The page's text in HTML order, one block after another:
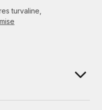
turvaline,